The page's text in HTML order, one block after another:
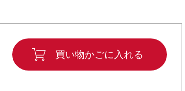
買い物かごに入れる